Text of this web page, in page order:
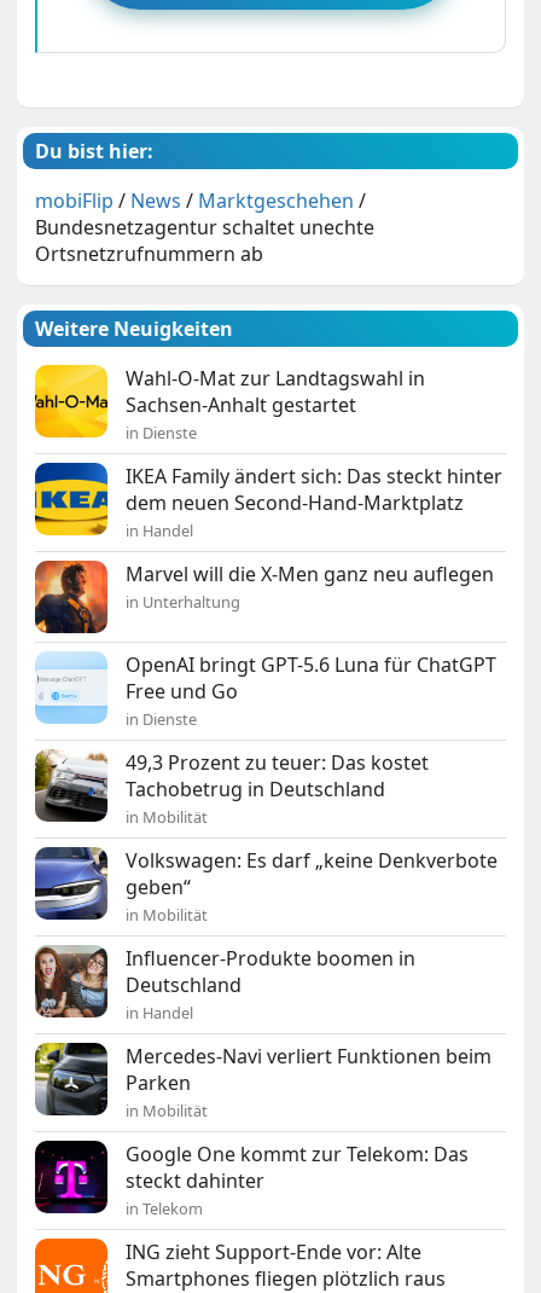
Du bist hier:
mobiFlip / News / Marktgeschehen /
Bundesnetzagentur schaltet unechte
Ortsnetzrufnummern ab
Weitere Neuigkeiten
Wahl-O-Mat zur Landtagswahl in
Sachsen-Anhalt gestartet
in Dienste
IKEA Family ändert sich: Das steckt hinter
dem neuen Second-Hand-Marktplatz
in Handel
Marvel will die X-Men ganz neu auflegen
in Unterhaltung
OpenAI bringt GPT-5.6 Luna für ChatGPT
Free und Go
in Dienste
49,3 Prozent zu teuer: Das kostet
Tachobetrug in Deutschland
in Mobilität
Volkswagen: Es darf „keine Denkverbote
geben“
in Mobilität
Influencer-Produkte boomen in
Deutschland
in Handel
Mercedes-Navi verliert Funktionen beim
Parken
in Mobilität
Google One kommt zur Telekom: Das
steckt dahinter
in Telekom
ING zieht Support-Ende vor: Alte
Smartphones fliegen plötzlich raus